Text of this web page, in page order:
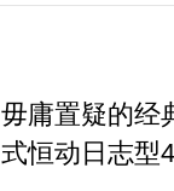
毋庸置疑的经
式恒动日志型